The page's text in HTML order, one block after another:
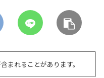
まれることがあります。